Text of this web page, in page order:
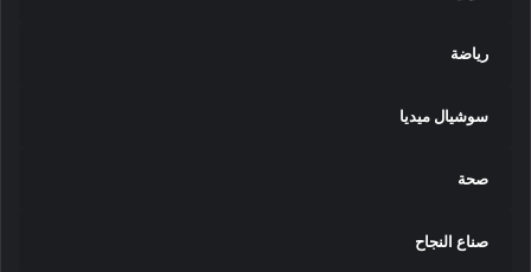
رياضة
سوشيال ميديا
صحة
صناع النجاح